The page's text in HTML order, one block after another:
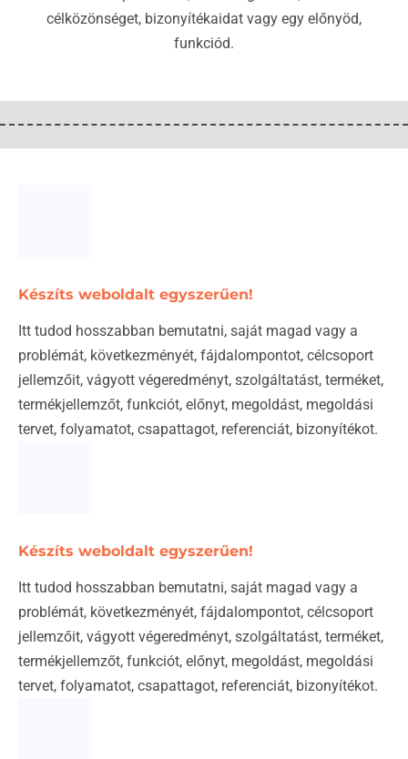
célközönséget, bizonyítékaidat vagy egy előnyöd,
funkciód.
Készíts weboldalt egyszerűen!
Itt tudod hosszabban bemutatni, saját magad vagy a
problémát, következményét, fájdalompontot, célcsoport
jellemzőit, vágyott végeredményt, szolgáltatást, terméket,
termékjellemzőt, funkciót, előnyt, megoldást, megoldási
tervet, folyamatot, csapattagot, referenciát, bizonyítékot.
Készíts weboldalt egyszerűen!
Itt tudod hosszabban bemutatni, saját magad vagy a
problémát, következményét, fájdalompontot, célcsoport
jellemzőit, vágyott végeredményt, szolgáltatást, terméket,
termékjellemzőt, funkciót, előnyt, megoldást, megoldási
tervet, folyamatot, csapattagot, referenciát, bizonyítékot.